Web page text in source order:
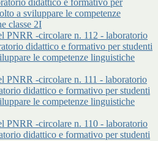
didattico e formativo per
a sviluppare le competenze
classe 2I
PNRR -circolare n. 112 - laboratorio
didattico e formativo per studenti
le competenze linguistiche
PNRR -circolare n. 111 - laboratorio
didattico e formativo per studenti
le competenze linguistiche
PNRR -circolare n. 110 - laboratorio
didattico e formativo per studenti